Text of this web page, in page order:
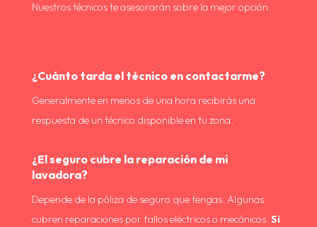
Nuestros técnicos te asesorarán sobre la mejor opción.
¿Cuánto tarda el técnico en contactarme?
Generalmente en menos de una hora recibirás una
respuesta de un técnico disponible en tu zona.
¿El seguro cubre la reparación de mi
lavadora?
Depende de la póliza de seguro que tengas. Algunas
cubren reparaciones por fallos eléctricos o mecánicos. Si